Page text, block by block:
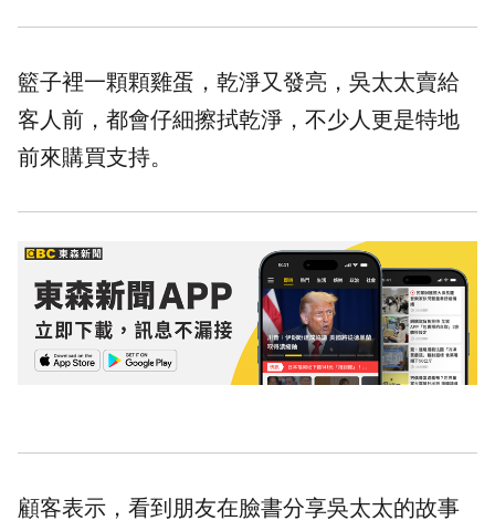
籃子裡一顆顆雞蛋，乾淨又發亮，吳太太賣給
客人前，都會仔細擦拭乾淨，不少人更是特地
前來購買支持。
顧客表示，看到朋友在臉書分享吳太太的故事